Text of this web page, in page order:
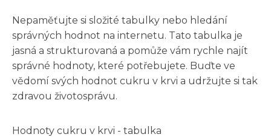
Nepaměťujte si složité tabulky nebo hledání
správných hodnot na internetu. Tato tabulka je
jasná a strukturovaná a pomůže vám rychle najít
správné hodnoty, které potřebujete. Buďte ve
vědomí svých hodnot cukru v krvi a udržujte si tak
zdravou životosprávu.
Hodnoty cukru v krvi - tabulka